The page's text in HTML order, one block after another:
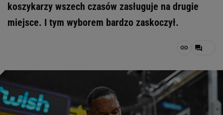
koszykarzy wszech czasów zasługuje na drugie
miejsce. I tym wyborem bardzo zaskoczył.